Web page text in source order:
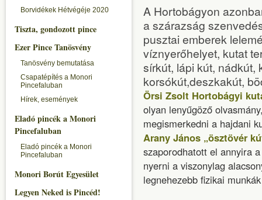
Borvidékek Hétvégéje 2020
Tiszta, gondozott pince
Ezer Pince Tanösvény
Tanösvény bemutatása
Csapatépítés a Monori
Pincefaluban
Hírek, események
Eladó pincék a Monori
Pincefaluban
Eladó pincék a Monori
Pincefaluban
Monori Borút Egyesület
Legyen Neked is Pincéd!
A Hortobágyon
a szárazság
pusztai emberek
víznyerőhelyet, kutat
sírkút, lápi kút, nádkút,
korsókút,deszkakút,
Örsi Zsolt Hortobágyi
olyan lenyűgöző
megismerkedni a hajdani
Arany János „ösztövér
szaporodhatott el annyira
nyerni a viszonylag
legnehezebb fizikai